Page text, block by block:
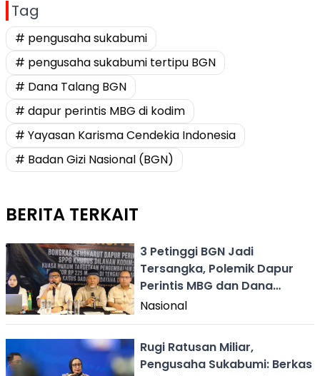
Tag
# pengusaha sukabumi
# pengusaha sukabumi tertipu BGN
# Dana Talang BGN
# dapur perintis MBG di kodim
# Yayasan Karisma Cendekia Indonesia
# Badan Gizi Nasional (BGN)
BERITA TERKAIT
3 Petinggi BGN Jadi
Tersangka, Polemik Dapur
Perintis MBG dan Dana
Talang Rp218 M Mencuat
Nasional
Rugi Ratusan Miliar,
Pengusaha Sukabumi: Berkas